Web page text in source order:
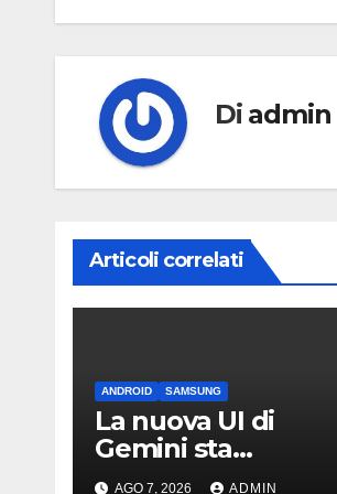
Di admin
Articoli correlati
ANDROID SAMSUNG
La nuova UI di
Gemini sta
arrivando sui Galaxy
AGO 7, 2026 ADMIN